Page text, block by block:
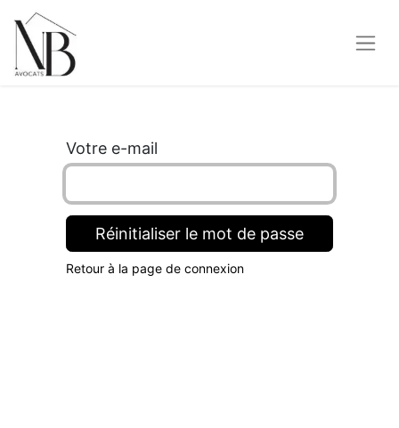
Votre e-mail
Réinitialiser le mot de passe
Retour à la page de connexion